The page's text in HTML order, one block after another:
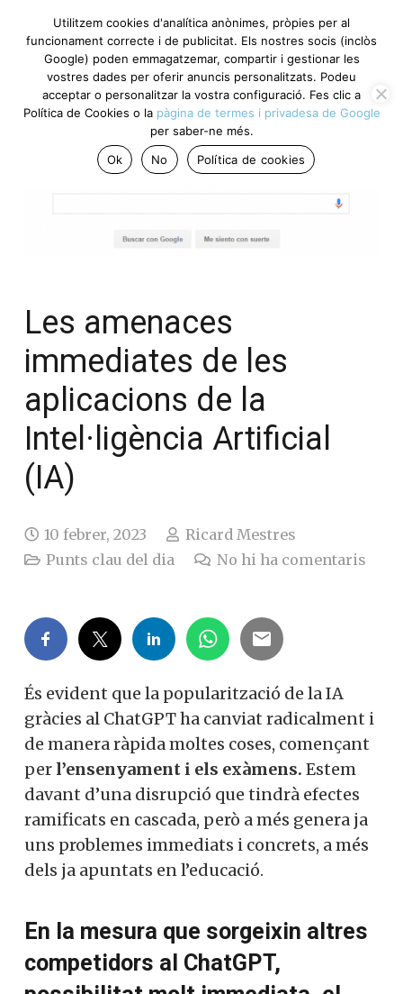
Les amenaces
immediates de les
aplicacions de la
Intel·ligència Artificial
(IA)
10 febrer, 2023
Ricard Mestres
Punts clau del dia
No hi ha comentaris
És evident que la popularització de la IA
gràcies al ChatGPT ha canviat radicalment i
de manera ràpida moltes coses, començant
per l’ensenyament i els exàmens. Estem
davant d’una disrupció que tindrà efectes
ramificats en cascada, però a més genera ja
uns problemes immediats i concrets, a més
dels ja apuntats en l’educació.
En la mesura que sorgeixin altres
competidors al ChatGPT,
Utilitzem cookies d'analítica anònimes, pròpies per al
funcionament correcte i de publicitat. Els nostres socis (inclòs
Google) poden emmagatzemar, compartir i gestionar les
vostres dades per oferir anuncis personalitzats. Podeu
acceptar o personalitzar la vostra configuració. Fes clic a
Política de Cookies o la pàgina de termes i privadesa de Google
per saber-ne més.
Ok
No Política de cookies